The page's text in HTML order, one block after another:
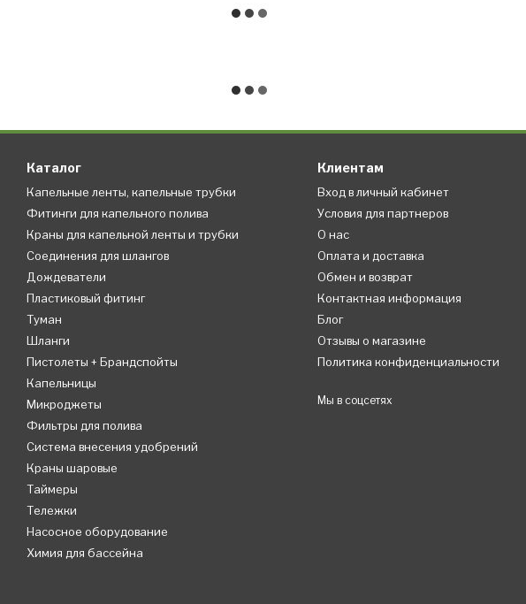
Каталог
Капельные ленты, капельные трубки
Фитинги для капельного полива
Краны для капельной ленты и трубки
Соединения для шлангов
Дождеватели
Пластиковый фитинг
Туман
Шланги
Пистолеты + Брандспойты
Капельницы
Микроджеты
Фильтры для полива
Система внесения удобрений
Краны шаровые
Таймеры
Тележки
Насосное оборудование
Химия для бассейна
Клиентам
Вход в личный кабинет
Условия для партнеров
О нас
Оплата и доставка
Обмен и возврат
Контактная информация
Блог
Отзывы о магазине
Политика конфиденциальности
Мы в соцсетях